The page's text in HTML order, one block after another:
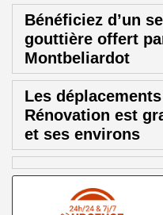
Bénéficiez d’un
gouttière offert
Montbeliardot
Les
Rénovation est
et ses environs